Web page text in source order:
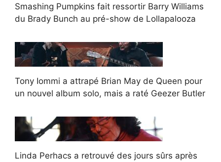
Smashing Pumpkins fait ressortir Barry Williams
du Brady Bunch au pré-show de Lollapalooza
Tony Iommi a attrapé Brian May de Queen pour
un nouvel album solo, mais a raté Geezer Butler
Linda Perhacs a retrouvé des jours sûrs après